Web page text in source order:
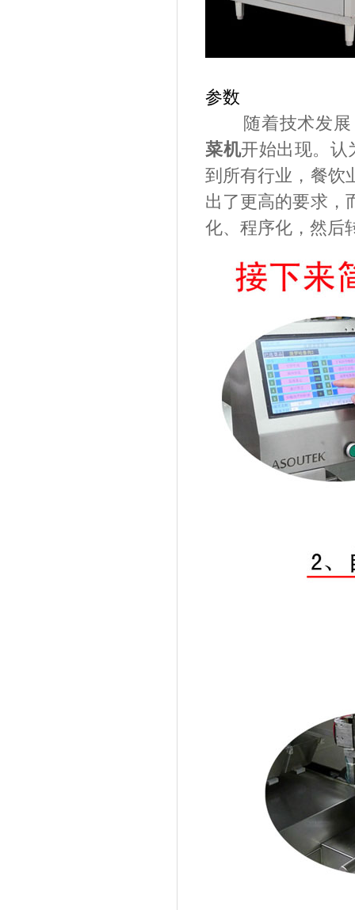
参数
随着技术发
菜机开始出现。认
到所有行业，餐饮
出了更高的要求，
化、程序化，然后